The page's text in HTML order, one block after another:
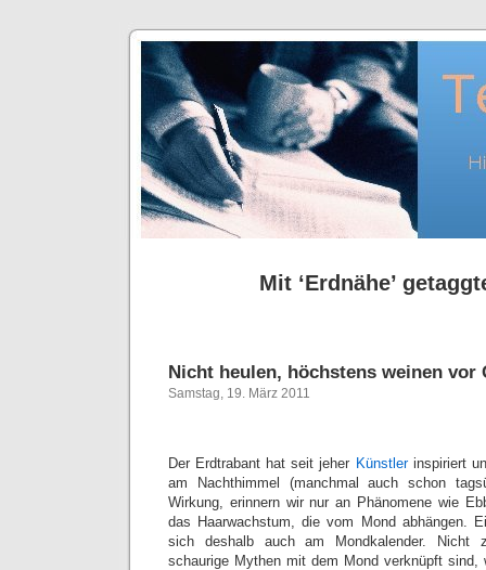
Mit ‘Erdnähe’
Nicht heulen, höchstens weinen vor
Samstag, 19. März 2011
Der Erdtrabant hat seit jeher Künstlerinspiriert
am Nachthimmel (manchmal auch schon
Wirkung, erinnern wir nur an Phänomene wie
das Haarwachstum, die vom Mond abhängen.
sich deshalb auch am Mondkalender. Nicht
schaurige Mythen mit dem Mond verknüpft sind,